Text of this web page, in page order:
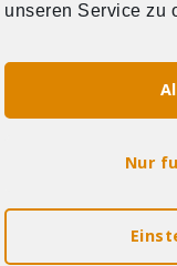
Förderungen der
Engagement-
© Copyright 2021
unseren Service zu
Nur